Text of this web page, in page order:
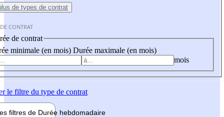
de types de contrat
CONTRAT
de contrat
minimale (en mois) Durée maximale (en mois)
mois
le filtre du type de contrat
filtres de Durée hebdomadaire